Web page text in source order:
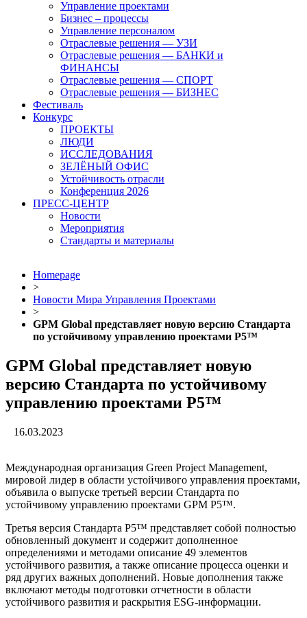
Управление проектами
Бизнес – процессы
Управление персоналом
Отраслевые решения — УЗИ
Отраслевые решения — БАНКИ и
ФИНАНСЫ
Отраслевые решения — СПОРТ
Отраслевые решения — БИЗНЕС
Фестиваль
Конкурс
ПРОЕКТЫ
ЛЮДИ
ИССЛЕДОВАНИЯ
ЗЕЛЁНЫЙ ОФИС
Устойчивость отрасли
Конференция 2026
ПРЕСС-ЦЕНТР
Новости
Мероприятия
Стандарты и материалы
Homepage
>
Новости Мира Управления Проектами
>
GPM Global представляет новую версию Стандарта
по устойчивому управлению проектами P5™
GPM Global представляет новую
версию Стандарта по устойчивому
управлению проектами P5™
16.03.2023
Международная организация Green Project Management,
мировой лидер в области устойчивого управления проектами,
объявила о выпуске третьей версии Стандарта по
устойчивому управлению проектами GPM P5™.
Третья версия Стандарта P5™ представляет собой полностью
обновленный документ и содержит дополненное
определениями и методами описание 49 элементов
устойчивого развития, а также описание процесса оценки и
ряд других важных дополнений. Новые дополнения также
включают методы подготовки отчетности в области
устойчивого развития и раскрытия ESG-информации.